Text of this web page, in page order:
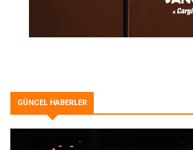
GÜNCEL HABERLER